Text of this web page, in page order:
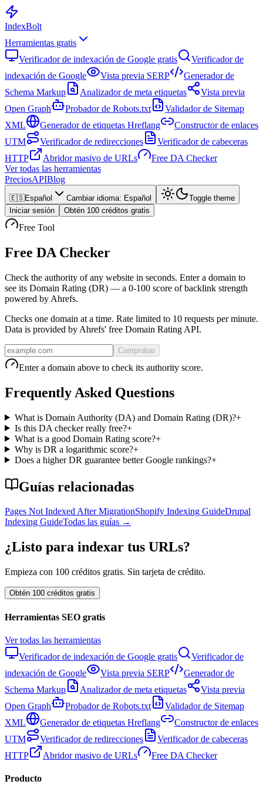
IndexBolt
Herramientas gratis
Verificador de indexación de Google gratis
Verificador de
indexación de Google
Vista previa SERP
Generador de
Schema Markup
Analizador de meta etiquetas
Vista previa
Open Graph
Probador de Robots.txt
Validador de Sitemap
XML
Generador de etiquetas Hreflang
Constructor de enlaces
UTM
Verificador de redirecciones
Verificador de cabeceras
HTTP
Abridor masivo de URLs
Free DA Checker
Ver todas las herramientas
PreciosAPIBlog
🇪🇸Español Cambiar idioma: Español
Toggle theme
Iniciar sesión
Obtén 100 créditos gratis
Free Tool
Free DA Checker
Check the authority of any website in seconds. Enter a domain to
see its Domain Rating (DR) — a 0-100 score of backlink strength
powered by Ahrefs.
Checks one domain at a time. Rate limited to 10 requests per minute.
Data is provided by Ahrefs' free Domain Rating API.
Comprobar
Enter a domain above to check its authority score.
Frequently Asked Questions
What is Domain Authority (DA) and Domain Rating (DR)?+
Is this DA checker really free?+
What is a good Domain Rating score?+
Why is DR a logarithmic score?+
Does a higher DR guarantee better Google rankings?+
Guías relacionadas
Pages Not Indexed After MigrationShopify Indexing GuideDrupal
Indexing GuideTodas las guías →
¿Listo para indexar tus URLs?
Empieza con 100 créditos gratis. Sin tarjeta de crédito.
Obtén 100 créditos gratis
Herramientas SEO gratis
Ver todas las herramientas
Verificador de indexación de Google gratis
Verificador de
indexación de Google
Vista previa SERP
Generador de
Schema Markup
Analizador de meta etiquetas
Vista previa
Open Graph
Probador de Robots.txt
Validador de Sitemap
XML
Generador de etiquetas Hreflang
Constructor de enlaces
UTM
Verificador de redirecciones
Verificador de cabeceras
HTTP
Abridor masivo de URLs Free DA Checker
Producto